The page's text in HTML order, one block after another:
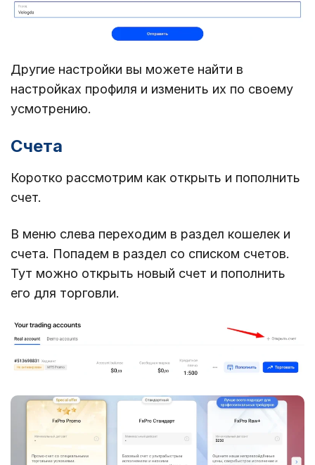
Другие настройки вы можете найти в
настройках профиля и изменить их по своему
усмотрению.
Счета
Коротко рассмотрим как открыть и пополнить
счет.
В меню слева переходим в раздел кошелек и
счета. Попадем в раздел со списком счетов.
Тут можно открыть новый счет и пополнить
его для торговли.